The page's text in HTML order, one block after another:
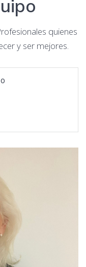
quienes
y ser mejores.